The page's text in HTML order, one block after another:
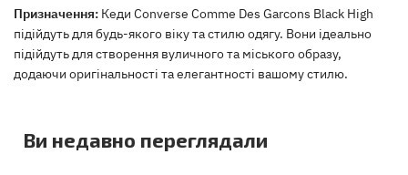
Призначення: Кеди Converse Comme Des Garcons Black High
підійдуть для будь-якого віку та стилю одягу. Вони ідеально
підійдуть для створення вуличного та міського образу,
додаючи оригінальності та елегантності вашому стилю.
Ви недавно переглядали